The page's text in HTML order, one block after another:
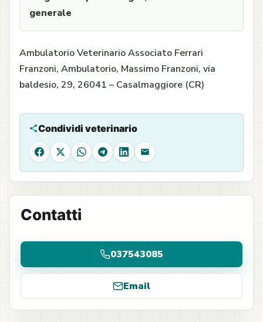
generale
Ambulatorio Veterinario Associato Ferrari
Franzoni, Ambulatorio, Massimo Franzoni, via
baldesio, 29, 26041 – Casalmaggiore (CR)
Condividi veterinario
Facebook
X WhatsAppTelegram
LinkedIn
Email
Contatti
037543085
Email